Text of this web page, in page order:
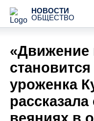
НОВОСТИ
ОБЩЕСТВО
«Движение
уроженка